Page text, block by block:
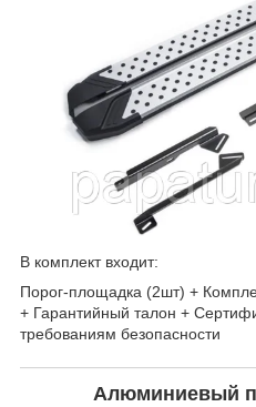
В комплект входит:
Порог-площадка (2шт) +
+ Гарантийный талон +
требованиям безопасности
Алюминиевый